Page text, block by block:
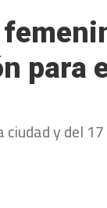
para
y del